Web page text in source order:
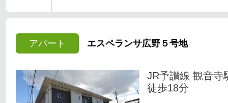
アパート エスペランサ広野５号地
JR予讃線 観音寺
徒歩18分